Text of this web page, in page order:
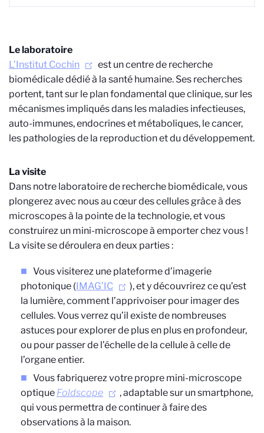
Le laboratoire
L’Institut Cochin
est un centre de recherche
biomédicale dédié à la santé humaine. Ses recherches
portent, tant sur le plan fondamental que clinique, sur les
mécanismes impliqués dans les maladies infectieuses,
auto-immunes, endocrines et métaboliques, le cancer,
les pathologies de la reproduction et du développement.
La visite
Dans notre laboratoire de recherche biomédicale, vous
plongerez avec nous au cœur des cellules grâce à des
microscopes à la pointe de la technologie, et vous
construirez un mini-microscope à emporter chez vous !
La visite se déroulera en deux parties :
Vous visiterez une plateforme d’imagerie
photonique (IMAG’IC
), et y découvrirez ce qu’est
la lumière, comment l’apprivoiser pour imager des
cellules. Vous verrez qu’il existe de nombreuses
astuces pour explorer de plus en plus en profondeur,
ou pour passer de l’échelle de la cellule à celle de
l’organe entier.
Vous fabriquerez votre propre mini-microscope
optique Foldscope
, adaptable sur un smartphone,
qui vous permettra de continuer à faire des
observations à la maison.